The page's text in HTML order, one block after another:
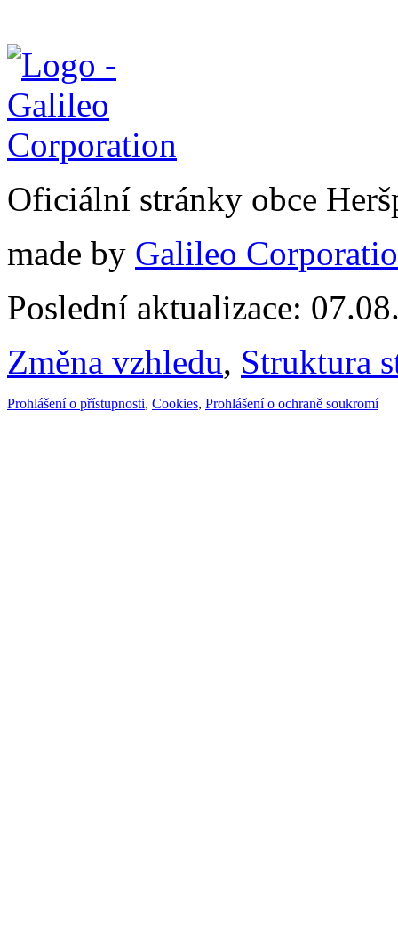
Oficiální stránky obce
made by Galileo
Poslední aktualizace:
Změna vzhledu, Struktura
Prohlášení o přístupnosti, Cookies, Prohlášení o ochraně soukromí